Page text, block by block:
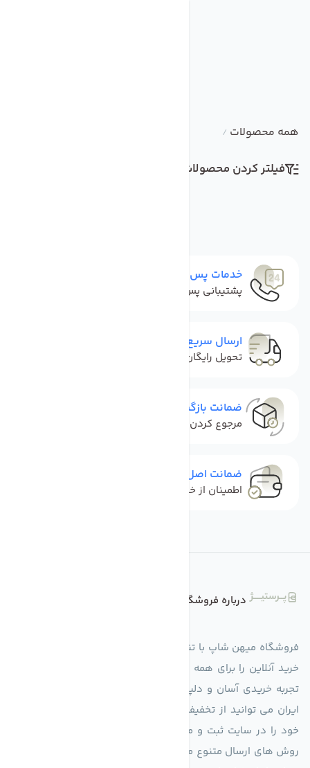
همه محصولات /
فیلتر کردن محصولات
خدمات پس از فروش
پشتیبانی پس از خرید تا مشتری راضی باشد
ارسال سریع و رایگان
تحویل رایگان و سریع محصولات
ضمانت بازگشت کالا
مرجوع کردن کالا بدون نگرانی
ضمانت اصل بودن کالا
اطمینان از خرید کالای اورجینال
درباره فروشگاه
فروشگاه میهن شاپ با تنوع ده‌ها هزار کالا در دسته‌های متفاوت،
خرید آنلاین را برای همه در سراسر کشور امکان‌پذیر کرده است و
تجربه خریدی آسان و دلپذیر را برایتان فراهم می کند. در هرجای
ایران می توانید از تخفیف های باور نکردنی ما بهره برده سفارش
خود را در سایت ثبت و منتظر دریافت کالای خود باشید. از طریق
روش های ارسال متنوع ما سفارش شما در اولین فرصت درب منزل